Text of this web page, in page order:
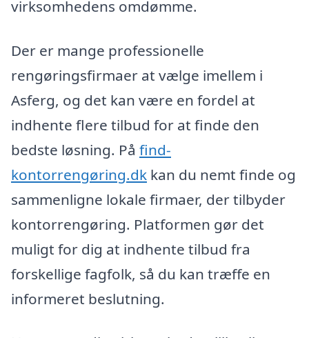
virksomhedens omdømme.
Der er mange professionelle
rengøringsfirmaer at vælge imellem i
Asferg, og det kan være en fordel at
indhente flere tilbud for at finde den
bedste løsning. På find-
kontorrengøring.dk kan du nemt finde og
sammenligne lokale firmaer, der tilbyder
kontorrengøring. Platformen gør det
muligt for dig at indhente tilbud fra
forskellige fagfolk, så du kan træffe en
informeret beslutning.